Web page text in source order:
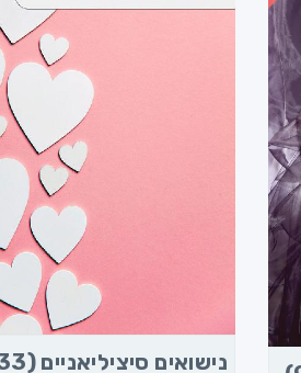
נישואים סיציליאניים (233)